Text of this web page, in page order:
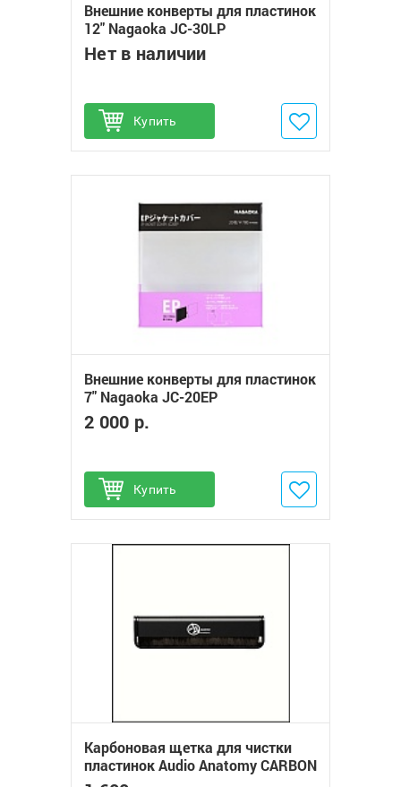
Внешние конверты для пластинок
12" Nagaoka JC-30LP
Нет в наличии
Купить
Добавить в избранное
Внешние конверты для пластинок
7" Nagaoka JC-20EP
2 000 р.
Купить
Добавить в избранное
Карбоновая щетка для чистки
пластинок Audio Anatomy CARBON
FIBER BRUSH